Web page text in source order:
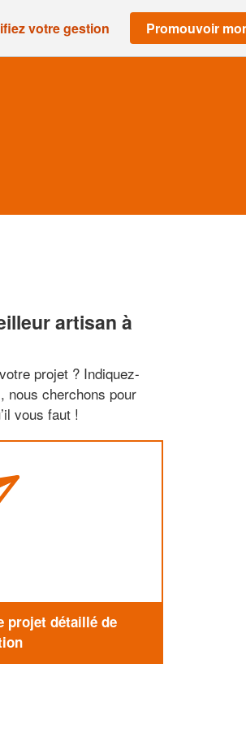
votre gestion Promouvoir
artisan à
projet ? Indiquez-
nous cherchons pour
vous faut !
projet détaillé de